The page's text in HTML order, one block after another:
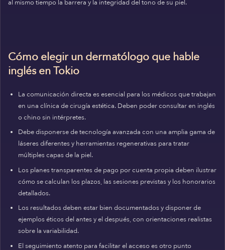
al mismo tiempo la barrera y la integridad del tono de su piel.
Cómo elegir un dermatólogo que hable
inglés en Tokio
La comunicación directa es esencial para los médicos que trabajan
en una clínica de cirugía estética. Deben poder consultar en inglés
o chino sin intérpretes.
Debe disponerse de tecnología avanzada con una amplia gama de
láseres diferentes y herramientas regenerativas para tratar
múltiples capas de la piel.
Los planes transparentes de pago por cuenta propia deben ilustrar
cómo se calculan los plazos, las sesiones previstas y los honorarios
detallados.
Los resultados deben estar bien documentados y disponer de
ejemplos éticos del antes y el después, con orientaciones realistas
sobre la variabilidad.
El seguimiento atento para facilitar el acceso es otro punto